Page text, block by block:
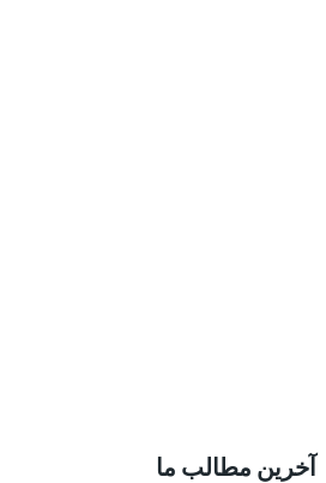
آخرین مطالب ما